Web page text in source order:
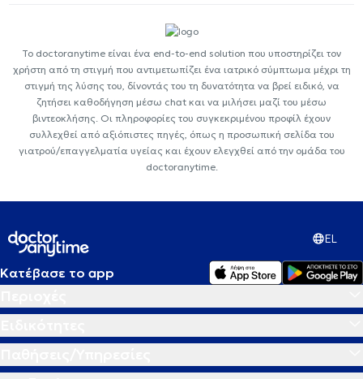
Το doctoranytime είναι ένα end-to-end solution που υποστηρίζει τον
χρήστη από τη στιγμή που αντιμετωπίζει ένα ιατρικό σύμπτωμα μέχρι τη
στιγμή της λύσης του, δίνοντάς του τη δυνατότητα να βρεί ειδικό, να
ζητήσει καθοδήγηση μέσω chat και να μιλήσει μαζί του μέσω
βιντεοκλήσης. Οι πληροφορίες του συγκεκριμένου προφίλ έχουν
συλλεχθεί από αξιόπιστες πηγές, όπως η προσωπική σελίδα του
γιατρού/επαγγελματία υγείας και έχουν ελεγχθεί από την ομάδα του
doctoranytime.
EL
Κατέβασε το app